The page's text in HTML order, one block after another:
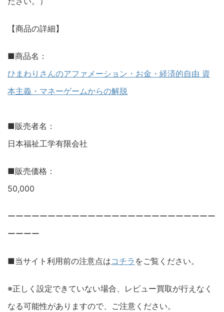
【商品の詳細】
■商品名：
ひまわりさんのアファメーション・お金・経済的自由 資
本主義・マネーゲームからの解脱
■販売者名：
日本福祉工学有限会社
■販売価格：
50,000
ーーーーーーーーーーーーーーーーーーーーーーーーーー
ーーーー
■当サイト利用前の注意点はコチラ をご覧ください。
※正しく設定できていない場合、レビュー買取が行えなく
なる可能性がありますので、ご注意ください。